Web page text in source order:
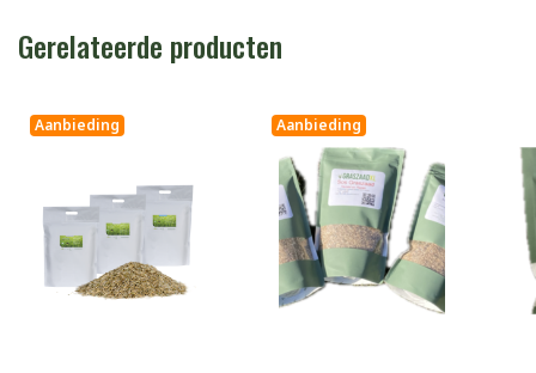
Gerelateerde producten
Aanbieding Aanbieding